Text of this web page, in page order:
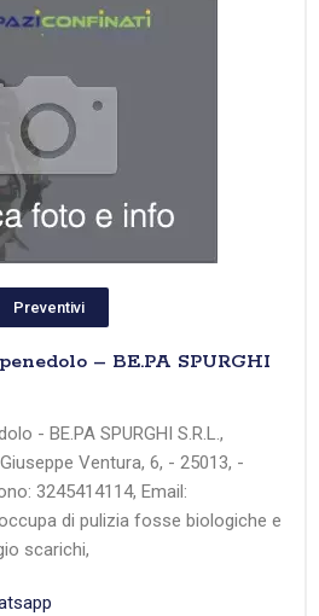
Preventivi
– BE.PA SPURGHI
- BE.PA SPURGHI S.R.L.,
Ventura, 6, - 25013, -
3245414114, Email:
di pulizia fosse biologiche e
scarichi,